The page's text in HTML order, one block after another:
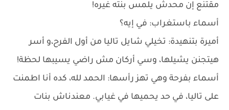
مقتنع إن محدش يلمس بنته غيره!
أسماء باستغراب: في إيه؟
أميرة بتنهيدة: تخيلي شايل تاليا من أول الفرح،و أسر
هيتجنن يشيلها، وسي أركان مش راضي يسيبها لحظة!
أسماء بفرحة وهي تهز رأسها: الحمد لله، كده أنا اطمنت
على تاليا، في حد يحميها في غيابي. معندناش بنات